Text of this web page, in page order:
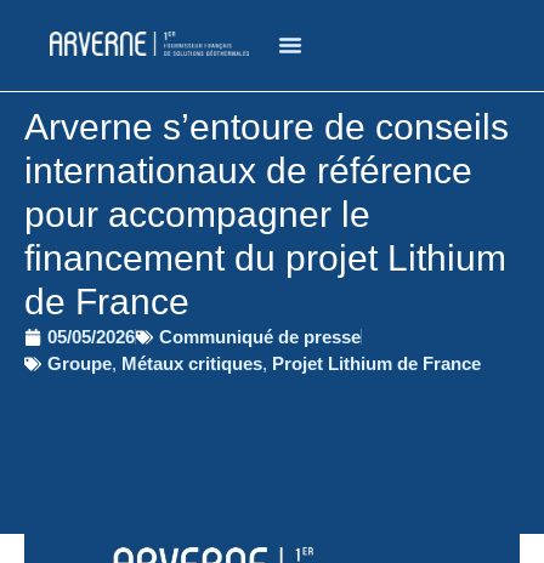
Arverne s’entoure de conseils
internationaux de référence
pour accompagner le
financement du projet Lithium
de France
05/05/2026
Communiqué de presse
Groupe, Métaux critiques, Projet Lithium de France